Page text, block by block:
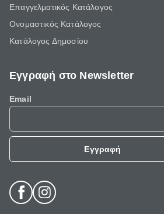
Επαγγελματικός Κατάλογος
Ονομαστικός Κατάλογος
Κατάλογος Δημοσίου
Εγγραφή στο Newsletter
Email
Εγγραφή